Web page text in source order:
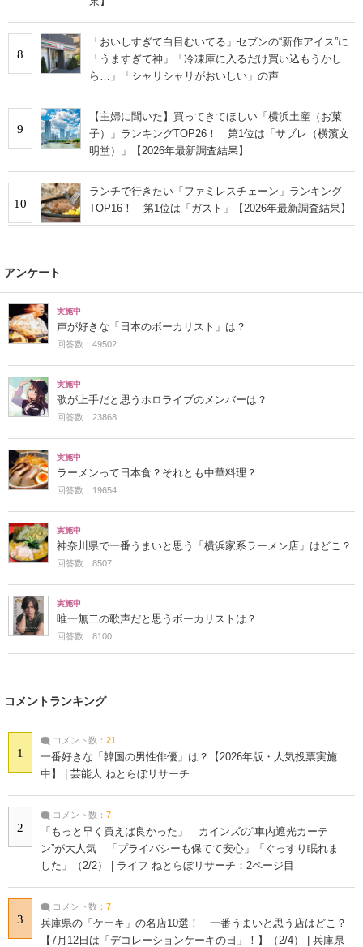
8
「おいしすぎて白目むいてる」セブンの“新作アイス”に
「うますぎて神」「冷凍庫に入るだけ買い込もうかし
ら…」「シャリシャリがおいしい」の声
9
【主婦に聞いた】買ってきてほしい「横浜土産（お菓
子）」ランキングTOP26！ 第1位は「サブレ（横濱文
明堂）」【2026年最新調査結果】
10
ランチで行きたい「ファミレスチェーン」ランキング
TOP16！ 第1位は「ガスト」【2026年最新調査結果】
アンケート
実施中
声が好きな「日本のボーカリスト」は？
回答数：49502
実施中
歌が上手だと思うホロライブのメンバーは？
回答数：23868
実施中
ラーメンって日本食？それとも中華料理？
回答数：19654
実施中
神奈川県で一番うまいと思う「横浜家系ラーメン店」はどこ？
回答数：8507
実施中
唯一無二の歌声だと思うボーカリストは？
回答数：8100
コメントランキング
1
コメント数： 21
一番好きな「韓国の男性俳優」は？【2026年版・人気投票実施
中】 | 芸能人 ねとらぼリサーチ
2
コメント数： 7
「もっと早く買えば良かった」 カインズの“車内遮光カーテ
ン”が大人気 「プライバシーも保てて安心」「ぐっすり眠れま
した」（2/2） | ライフ ねとらぼリサーチ：2ページ目
3
コメント数： 7
兵庫県の「ケーキ」の名店10選！ 一番うまいと思う店はどこ？
【7月12日は「デコレーションケーキの日」！】（2/4） | 兵庫県